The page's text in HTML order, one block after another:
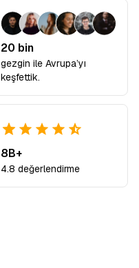
20 bin
gezgin ile Avrupa’yı
keşfettik.
8B+
4.8 değerlendirme